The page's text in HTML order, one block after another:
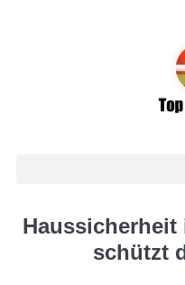
Haussicherheit
schützt